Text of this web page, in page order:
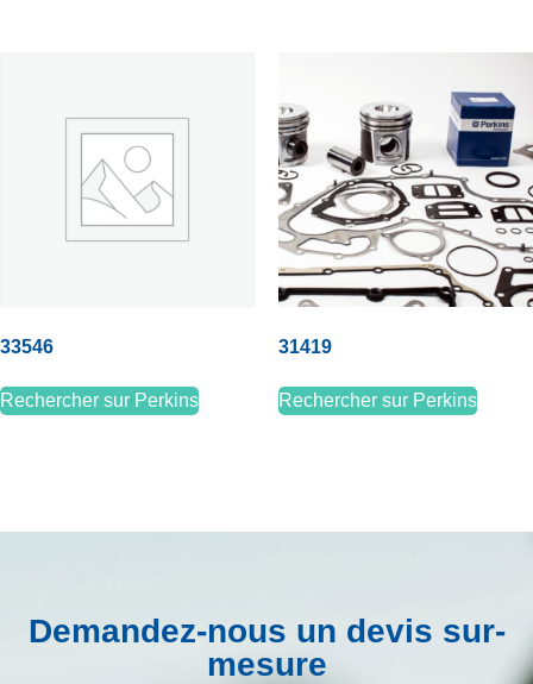
33546
Rechercher sur Perkins
31419
Rechercher sur Perkins
Demandez-nous un devis sur-
mesure